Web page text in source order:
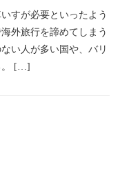
すが必要といったよう
外旅行を諦めてしまう
い人が多い国や、バリ
。 […]